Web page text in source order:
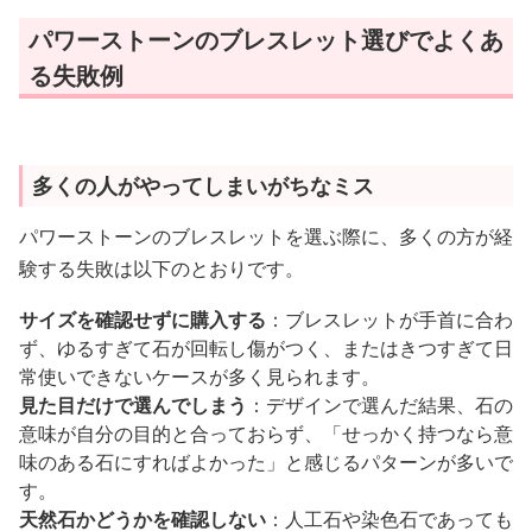
パワーストーンのブレスレット選びでよくあ
る失敗例
多くの人がやってしまいがちなミス
パワーストーンのブレスレットを選ぶ際に、多くの方が経
験する失敗は以下のとおりです。
サイズを確認せずに購入する ：ブレスレットが手首に合わ
ず、ゆるすぎて石が回転し傷がつく、またはきつすぎて日
常使いできないケースが多く見られます。
見た目だけで選んでしまう ：デザインで選んだ結果、石の
意味が自分の目的と合っておらず、「せっかく持つなら意
味のある石にすればよかった」と感じるパターンが多いで
す。
天然石かどうかを確認しない ：人工石や染色石であっても